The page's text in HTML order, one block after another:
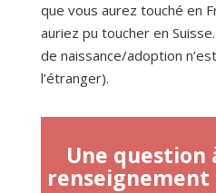
que vous aurez touché en
auriez pu toucher en
de naissance/adoption
l’étranger).
Une question
renseignement